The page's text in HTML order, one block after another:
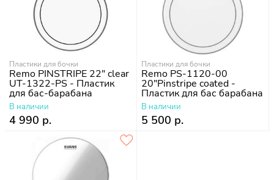
Пластики для бочки
Remo PINSTRIPE 22" clear
UT-1322-PS - Пластик
для бас-барабана
В наличии
4 990 р.
Пластики для бочки
Remo PS-1120-00
20"Pinstripe coated -
Пластик для бас барабана
В наличии
5 500 р.